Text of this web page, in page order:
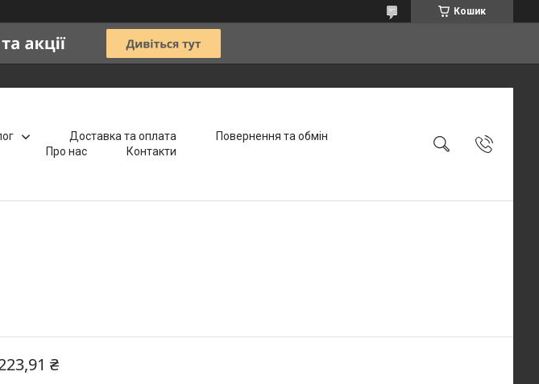
Кошик
Доставка та оплата
Повернення та обмін
Про нас
Контакти
₴